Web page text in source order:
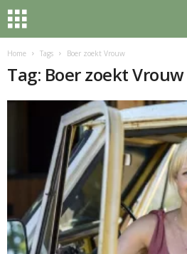
Home Tags Boer zoekt Vrouw
Tag: Boer zoekt Vrouw